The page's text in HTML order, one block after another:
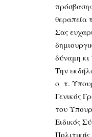
θεραπεία
Σας
δύναμη
Την
ο τ.
Γενικός
του
Ειδικός